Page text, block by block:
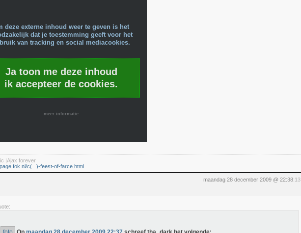
deze externe inhoud weer te geven is het
dat je toestemming geeft voor het
van tracking en social mediacookies.
Ja toon me deze inhoud
ik accepteer de cookies.
meer informatie
|Ajax forever
c(...)-feest-of-farce.html
maandag 28 december 2009 @ 22:38:13